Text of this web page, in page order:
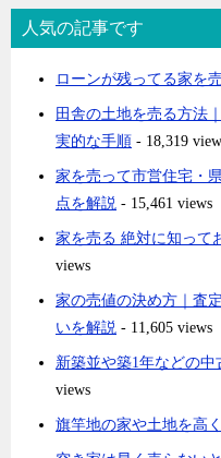
人気の記事です
ローンが残ってる家を
田舎の土地を売る方法
実的な手順 - 18,319
家を売って市営住宅・
点を解説 - 15,461 views
家を売る 絶対に知って
views
家の売値の決め方｜査
いを解説 - 11,605 views
新築並や築1年などの
views
旗竿地の家や土地を高